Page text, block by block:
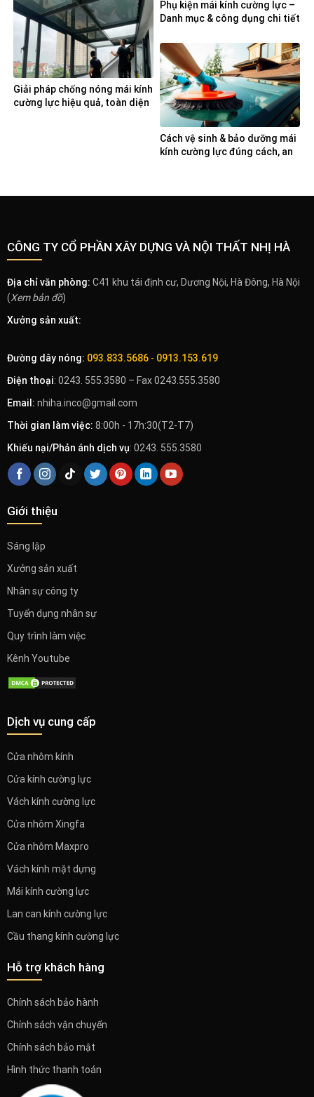
Giải pháp chống nóng mái kính
cường lực hiệu quả, toàn diện
Phụ kiện mái kính cường lực –
Danh mục & công dụng chi tiết
Cách vệ sinh & bảo dưỡng mái
kính cường lực đúng cách, an
CÔNG TY CỔ PHẦN XÂY DỰNG VÀ NỘI THẤT NHỊ HÀ
Địa chỉ văn phòng: C41 khu tái định cư, Dương Nội, Hà Đông, Hà Nội
(Xem bản đồ)
Xưởng sản xuất:
Đường dây nóng: 093.833.5686- 0913.153.619
Điện thoại: 0243. 555.3580 – Fax 0243.555.3580
Email: nhiha.inco@gmail.com
Thời gian làm việc: 8:00h - 17h:30(T2-T7)
Khiếu nại/Phản ánh dịch vụ: 0243. 555.3580
Giới thiệu
Sáng lập
Xưởng sản xuất
Nhân sự công ty
Tuyển dụng nhân sự
Quy trình làm việc
Kênh Youtube
Dịch vụ cung cấp
Cửa nhôm kính
Cửa kính cường lực
Vách kính cường lực
Cửa nhôm Xingfa
Cửa nhôm Maxpro
Vách kính mặt dựng
Mái kính cường lực
Lan can kính cường lực
Cầu thang kính cường lực
Hỗ trợ khách hàng
Chính sách bảo hành
Chính sách vận chuyển
Chính sách bảo mật
Hình thức thanh toán